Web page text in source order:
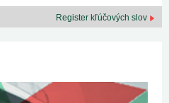
Register kľúčových slov